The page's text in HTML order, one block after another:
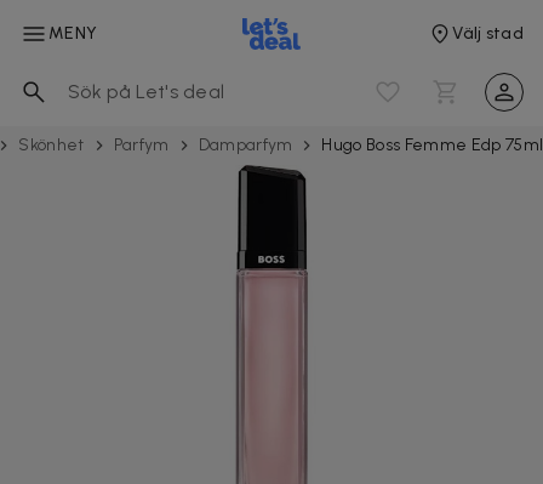
MENY Välj stad
Skönhet Parfym Damparfym Hugo Boss Femme Edp 75ml